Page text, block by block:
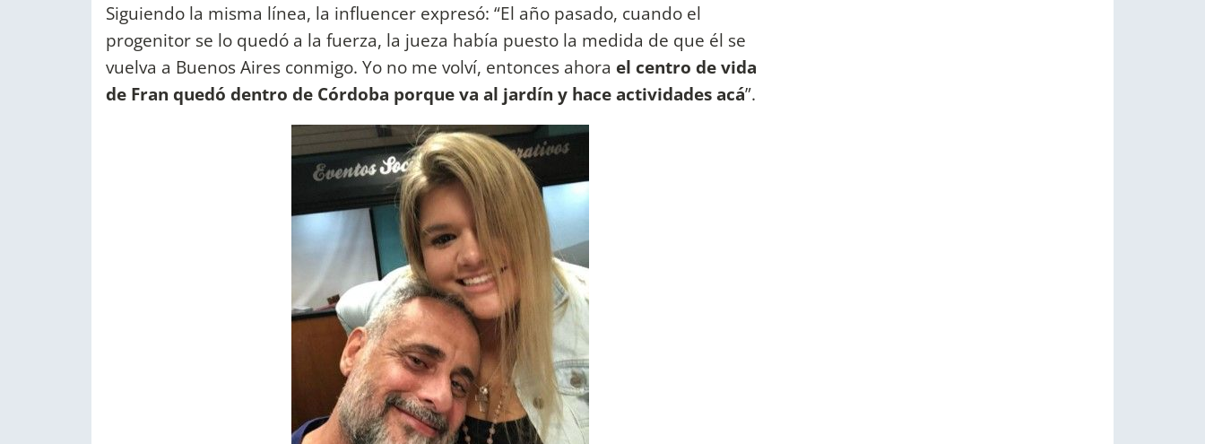
Siguiendo la misma línea, la influencer expresó: “El año pasado, cuando el
progenitor se lo quedó a la fuerza, la jueza había puesto la medida de que él se
vuelva a Buenos Aires conmigo. Yo no me volví, entonces ahora el centro de vida
de Fran quedó dentro de Córdoba porque va al jardín y hace actividades acá”.